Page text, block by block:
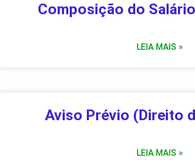
Composição do
LEIA MAIS »
Aviso Prévio (Direito
LEIA MAIS »